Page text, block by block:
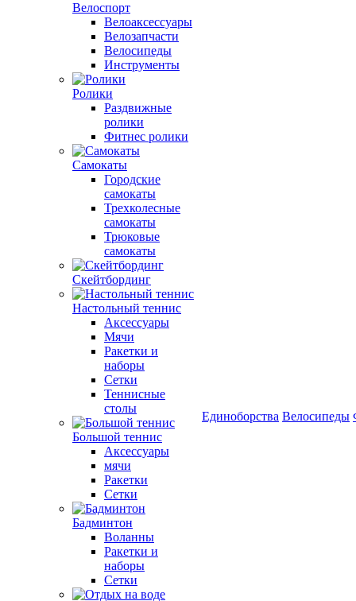
Велоспорт
Велоаксессуары
Велозапчасти
Велосипеды
Инструменты
Ролики
Раздвижные
ролики
Фитнес ролики
Самокаты
Городские
самокаты
Трехколесные
самокаты
Трюковые
самокаты
Скейтбординг
Настольный теннис
Аксессуары
Мячи
Ракетки и
наборы
Сетки
Теннисные
столы
Большой теннис
Аксессуары
мячи
Ракетки
Сетки
Бадминтон
Воланны
Ракетки и
наборы
Сетки
Единоборства Велосипеды